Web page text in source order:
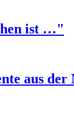
ist …"
aus der